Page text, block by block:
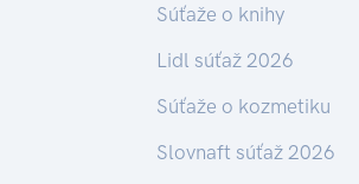
Súťaže o knihy
Lidl súťaž 2026
Súťaže o kozmetiku
Slovnaft súťaž 2026